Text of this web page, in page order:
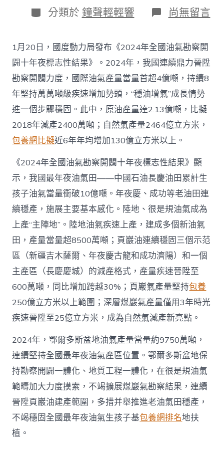
日
期
分
類
分類於 鐘聲輕輕響 在
〈往
國
際
油
氣
查
包
養
app
產
量
當
首
超
4
億
噸
_
中
國
網〉
中
尚無留言
1月20日，國度動力局發布《2024年全國油氣勘察開
闢十年夜標志性結果》。2024年，我國連續鼎力晉陞
勘察開闢力度，國際油氣產量當量首超4億噸，持續8
年堅持萬萬噸級疾速增加勢頭，“穩油增氣”成長情勢
進一個步驟穩固。此中，原油產量達2.13億噸，比擬
2018年減產2400萬噸；自然氣產量2464億立方米，
包養網比擬近6年年均增加130億立方米以上。
《2024年全國油氣勘察開闢十年夜標志性結果》顯
示，我國最年夜油氣田——中國石油長慶油田累計生
孩子油氣當量衝破10億噸。年夜慶、成功等老油田連
續穩產，施展主要基本感化。陸地、很是規油氣成為
上產“主陣地”。陸地油氣疾速上產，建成多個新油氣
田，產量當量超8500萬噸；頁巖油連續穩固三個示范
區（新疆吉木薩爾、年夜慶古龍和成功濟陽）和一個
主產區（長慶慶城）的減產格式，產量疾速晉陞至
600萬噸，同比增加跨越30%；頁巖氣產量堅持包養
250億立方米以上範圍；深層煤巖氣產量僅用3年時光
疾速晉陞至25億立方米，成為自然氣減產新亮點。
2024年，鄂爾多斯盆地油氣產量當量約9750萬噸，
連續堅持全國最年夜油氣產區位置。鄂爾多斯盆地保
持勘察開闢一體化、地質工程一體化，在很是規油氣
範疇加大力度摸索，不竭擴展煤巖氣勘察結果，連續
晉陞頁巖油建產範圍，多措并舉推進老油氣田穩產，
不竭穩固全國最年夜油氣生孩子基包養網排名地扶
植。